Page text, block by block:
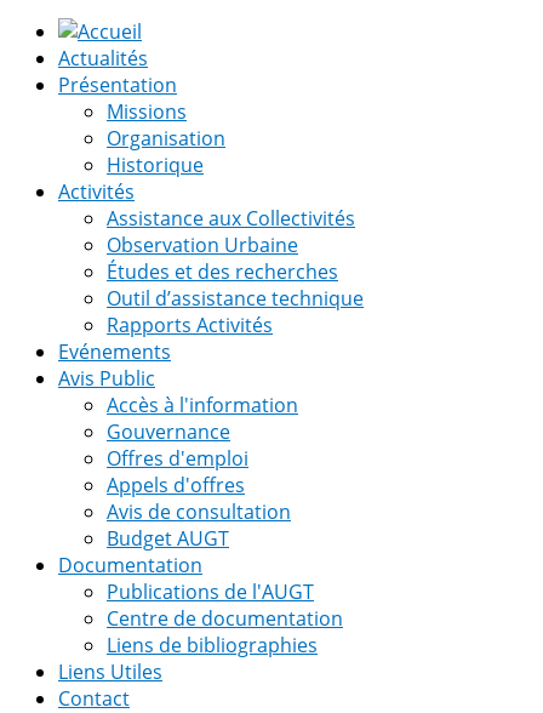
Actualités
Présentation
Missions
Organisation
Historique
Activités
Assistance aux Collectivités
Observation Urbaine
Études et des recherches
Outil d’assistance technique
Rapports Activités
Evénements
Avis Public
Accès à l'information
Gouvernance
Offres d'emploi
Appels d'offres
Avis de consultation
Budget AUGT
Documentation
Publications de l'AUGT
Centre de documentation
Liens de bibliographies
Liens Utiles
Contact